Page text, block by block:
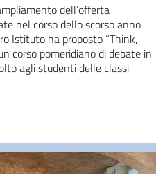
dell’offerta
nel corso dello scorso anno
Istituto ha proposto “Think,
corso pomeridiano di debate in
agli studenti delle classi